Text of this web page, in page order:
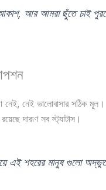
আকাশ, আর আমরা ছুঁতে চাই
নেই ভালোবাসার সঠিক
দারূণ সব স্ট্যাটাস।
এই শহরের মানুষ গুলো